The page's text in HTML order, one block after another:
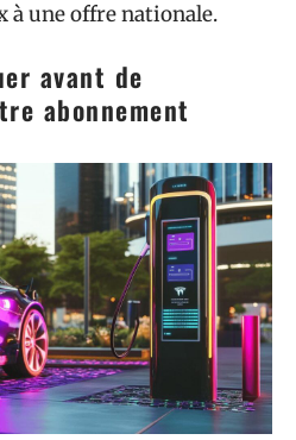
une offre nationale.
avant de
abonnement